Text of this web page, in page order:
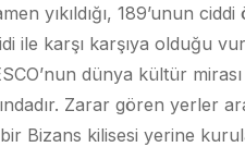
yıkıldığı, 189’unun
ile karşı karşıya olduğu
dünya kültür
Zarar gören yerler
Bizans kilisesi yerine